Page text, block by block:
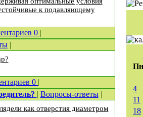
к подавляющему
0 |
|
0 |
| Вопросы-ответы|
как отверстия диаметром
Пн
4
11
18